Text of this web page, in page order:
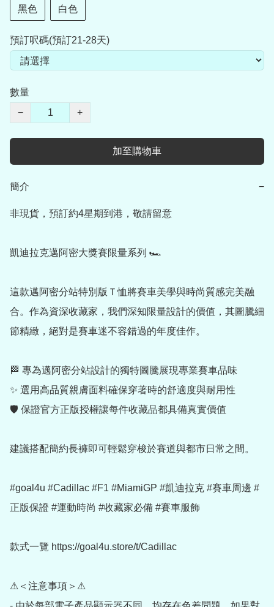
黑色 白色
預訂呎碼(預訂21-28天)
數量
−
+
加至購物車
簡介 −
非現貨，預訂約4星期到港，敬請留意
凱迪拉克邁阿密大獎賽限量系列 🏎️
這款邁阿密分站特別版Ｔ恤將賽車美學與時尚質感完美融
合。作為資深收藏家，我們深知限量設計的價值，其圖騰細
節精緻，絕對是賽車迷不容錯過的年度佳作。
🏁 專為邁阿密分站設計的獨特圖騰展現專業賽車品味
✨ 選用高品質親膚面料確保穿著時的舒適度與耐用性
🛡️ 保證官方正版授權讓每件收藏品都具備真實價值
建議搭配簡約長褲即可輕鬆穿梭於賽道與都市日常之間。
#goal4u #Cadillac #F1 #MiamiGP #凱迪拉克 #賽車周邊 #
正版保證 #運動時尚 #收藏家必備 #賽車服飾
款式一覽 https://goal4u.store/t/Cadillac
⚠＜注意事項＞⚠